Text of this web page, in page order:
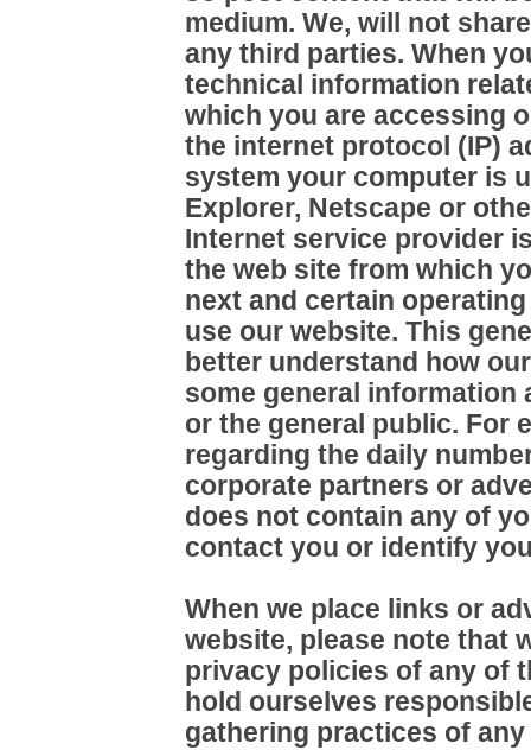
medium. We, will not
any third parties. When
technical information
which you are accessing
the internet protocol (IP)
system your computer is
Explorer, Netscape or
Internet service provider
the web site from which
next and certain
use our website. This
better understand how
some general
or the general public. For
regarding the daily
corporate partners or
does not contain any of
contact you or identify
When we place links or
website, please note that
privacy policies of any of
hold ourselves
gathering practices of